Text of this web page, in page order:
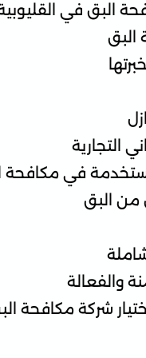
البق في
البق
التجارية
في مكافحة
من البق
والفعالة
شركة مكافحة